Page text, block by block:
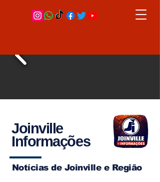
Joinville
Informações
Notícias de Joinville e Região